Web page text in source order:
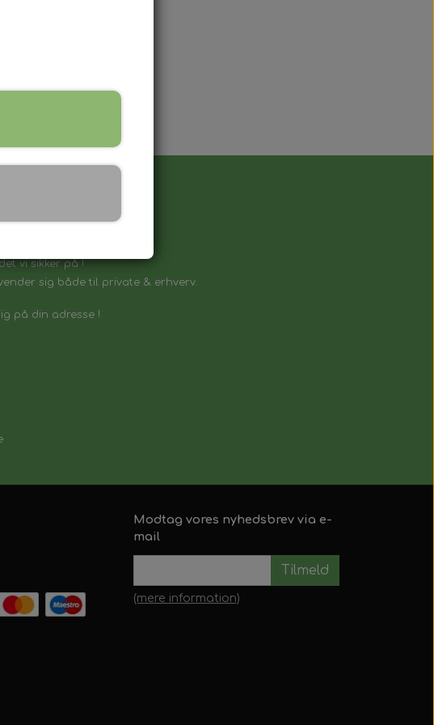
vi sikker på !
sig både til private & erhverv.
på din adresse !
Modtag vores nyhedsbrev via e-
mail
Tilmeld
(mere information)